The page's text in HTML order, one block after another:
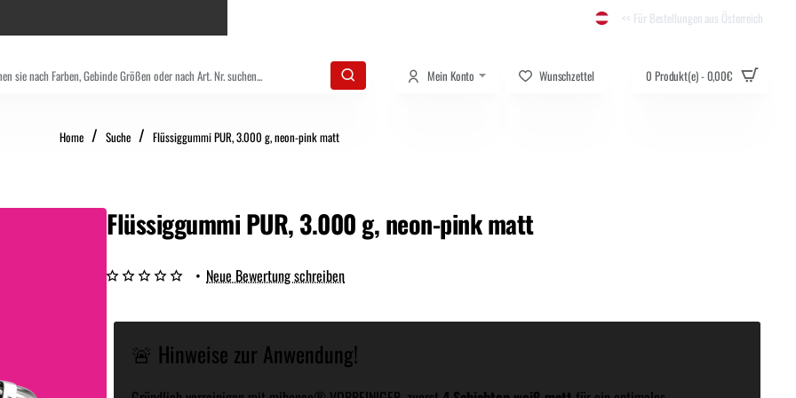
<< Für Bestellungen aus Österreich
Mein Konto Wunschzettel 0 Produkt(e) - 0,00€
Home home Suche Flüssiggummi PUR, 3.000 g, neon-pink matt
Flüssiggummi PUR, 3.000 g, neon-pink matt
🚨 Hinweise zur Anwendung!
• Neue Bewertung schreiben